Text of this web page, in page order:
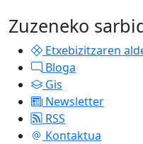
Zuzeneko
Etxebizitzaren
Bloga
Gis
Newsletter
RSS
Kontaktua